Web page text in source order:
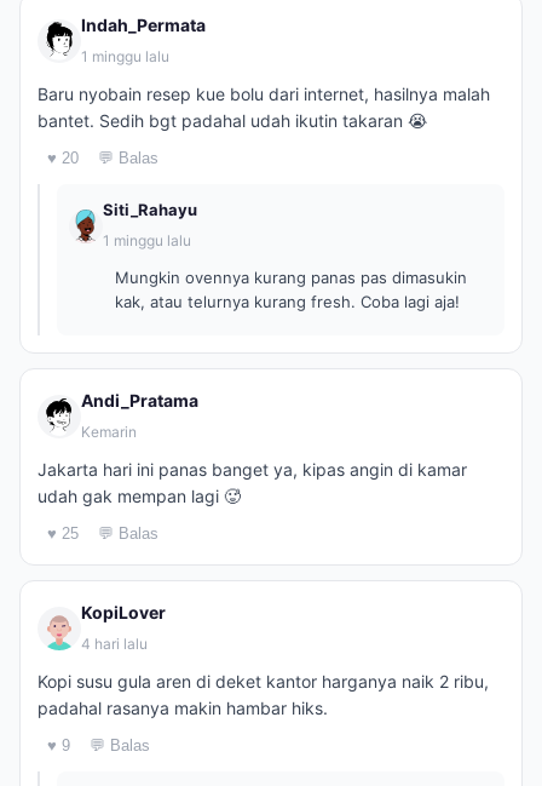
Indah_Permata
1 minggu lalu
Baru nyobain resep kue bolu dari internet, hasilnya malah
bantet. Sedih bgt padahal udah ikutin takaran 😭
♥ 20 💬 Balas
Siti_Rahayu
1 minggu lalu
Mungkin ovennya kurang panas pas dimasukin
kak, atau telurnya kurang fresh. Coba lagi aja!
Andi_Pratama
Kemarin
Jakarta hari ini panas banget ya, kipas angin di kamar
udah gak mempan lagi 🥵
♥ 25 💬 Balas
KopiLover
4 hari lalu
Kopi susu gula aren di deket kantor harganya naik 2 ribu,
padahal rasanya makin hambar hiks.
♥ 9 💬 Balas